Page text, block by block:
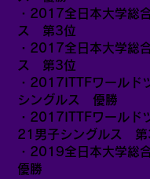
・2017全日本大学総
ス 第3位
・2017全日本大学総
ス 第3位
・2017ITTFワール
シングルス 優勝
・2017ITTFワール
21男子シングルス 第
・2019全日本大学
優勝